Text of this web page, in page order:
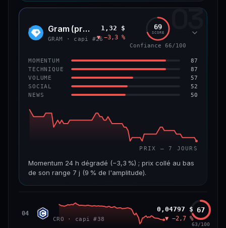
CAP. MARCHÉ VOLUME 24 H
VAR. 7 J VAR. 30 J
−42,0 %
VS ATH
−84,8 %
RANG CAPI.
#125
CONFIANCE 59/100
03
GRAM Gram (prev. Toncoin)
GRAM · capi #26
1,32 $
▼ −3,3 %
69
SCORE
Confiance 66/100
MOMENTUM 87
TECHNIQUE 87
VOLUME 57
SOCIAL 52
NEWS 50
PRIX — 7 JOURS
Momentum 24 h dégradé (−3,3 %) ; prix collé au bas
de son range 7 j (9 % de l'amplitude).
3,6 Md$
VAR. 7 J VAR. 30 J
04 CRO Cronos
CRO · capi #38
0,04797 $
▼ −2,7 %
67
63/100